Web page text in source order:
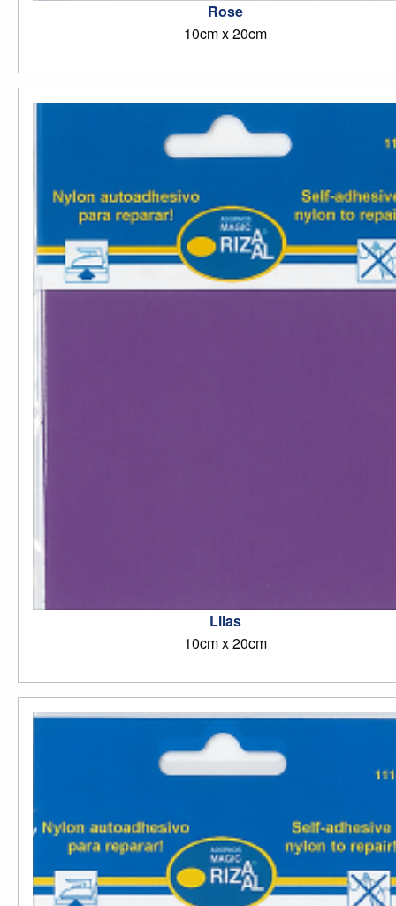
Rose
10cm x 20cm
Lilas
10cm x 20cm